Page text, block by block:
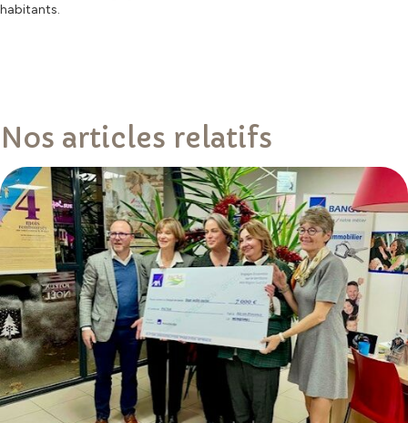
habitants.
Nos articles relatifs